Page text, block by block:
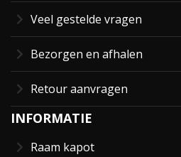
Veel gestelde vragen
Bezorgen en afhalen
Retour aanvragen
INFORMATIE
Raam kapot